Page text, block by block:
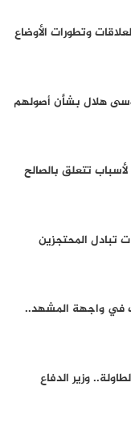
وتطورات الأوضاع
هلال بشأن أصولهم
تتعلق بالصالح
تبادل المحتجزين
في واجهة المشهد..
وزير الدفاع